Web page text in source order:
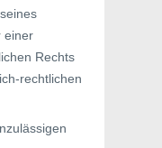
einer
Rechts
rechtlichen